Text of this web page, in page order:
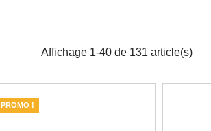
Affichage 1-40 de 131 article(s)
PROMO !